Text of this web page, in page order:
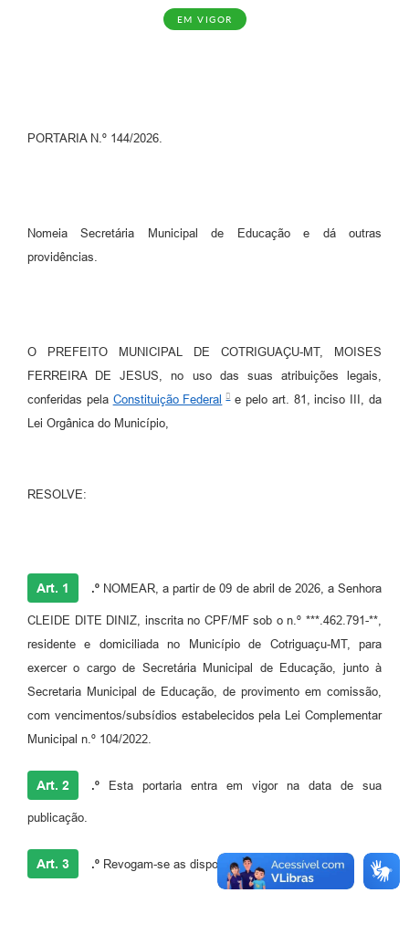
Obras
Serviços Online
Enquete
Agenda
Contato
EM VIGOR
PORTARIA N.º 144/2026.
Nomeia Secretária Municipal de Educação e dá outras
providências.
O PREFEITO MUNICIPAL DE COTRIGUAÇU-MT, MOISES
FERREIRA DE JESUS, no uso das suas atribuições legais,
conferidas pela Constituição Federal
e pelo art. 81, inciso III, da
Lei Orgânica do Município,
RESOLVE:
Art. 1 .º NOMEAR, a partir de 09 de abril de 2026, a Senhora
CLEIDE DITE DINIZ, inscrita no CPF/MF sob o n.º ***.462.791-**,
residente e domiciliada no Município de Cotriguaçu-MT, para
exercer o cargo de Secretária Municipal de Educação, junto à
Secretaria Municipal de Educação, de provimento em comissão,
com vencimentos/subsídios estabelecidos pela Lei Complementar
Municipal n.º 104/2022.
Art. 2 .º Esta portaria entra em vigor na data de sua
publicação.
Art. 3 .º Revogam-se as disposições em contrário.